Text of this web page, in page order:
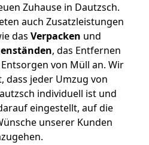
Zuhause in Dautzsch.
auch Zusatzleistungen
das Verpacken und
, das Entfernen
von Müll an. Wir
dass jeder Umzug von
individuell ist und
eingestellt, auf die
unserer Kunden